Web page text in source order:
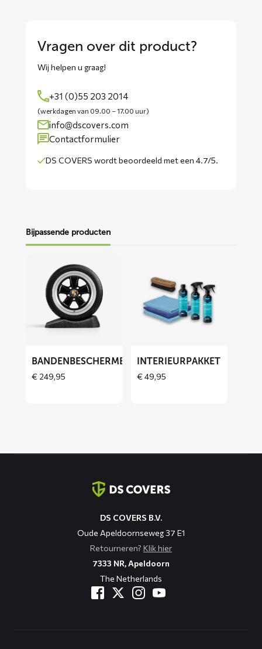
Vragen over dit product?
Wij helpen u graag!
+31 (0)55 203 2014
(werkdagen van 09.00 – 17.00 uur)
info@dscovers.com
Contactformulier
DS COVERS wordtbeoordeeld met een 4.7/5.
Bijpassende producten
Bandenbeschermers
BANDENBESCHERMERS
€ 249,95
Interieurpakket
INTERIEURPAKKET
€49,95
DS COVERS B.V.
Oude Apeldoornseweg 37 E1
Retourneren? Klik hier
7333 NR, Apeldoorn
The Netherlands